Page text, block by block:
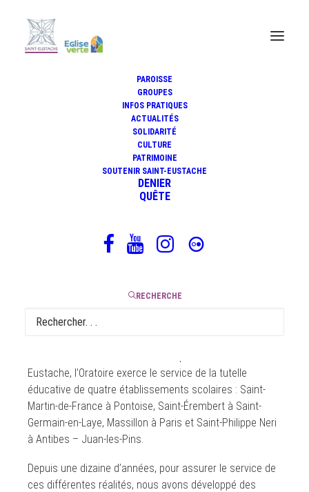
PAROISSE
GROUPES
INFOS PRATIQUES
ACTUALITÉS
SOLIDARITÉ
CULTURE
PATRIMOINE
SOUTENIR SAINT-EUSTACHE
DENIER
QUÊTE
RECHERCHE
L’école française de
spiritualité, une famille
spirituelle
de Paris à la Congrégation des prêtres de l’Oratoire
Eustache, l’Oratoire exerce le service de la tutelle
éducative de quatre établissements scolaires : Saint-
Martin-de-France à Pontoise, Saint-Érembert à Saint-
Germain-en-Laye, Massillon à Paris et Saint-Philippe Neri
à Antibes – Juan-les-Pins.
Depuis une dizaine d’années, pour assurer le service de
ces différentes réalités, nous avons développé des